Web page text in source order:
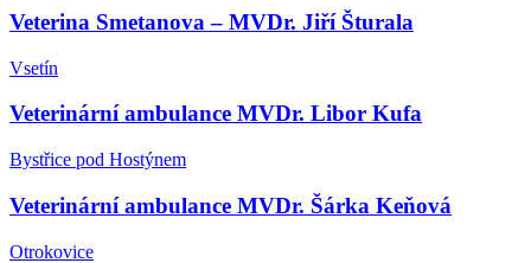
Veterina Smetanova – MVDr. Jiří Šturala
Vsetín
Veterinární ambulance MVDr. Libor Kufa
Bystřice pod Hostýnem
Veterinární ambulance MVDr. Šárka Keňová
Otrokovice